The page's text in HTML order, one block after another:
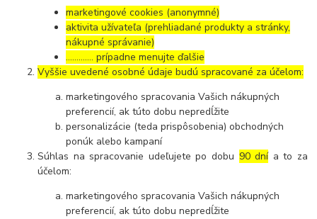
marketingové cookies (anonymné)
aktivita užívateľa (prehliadané produkty a stránky,
nákupné správanie)
…………. prípadne menujte ďalšie
Vyššie uvedené osobné údaje budú spracované za účelom:
marketingového spracovania Vašich nákupných
preferencií, ak túto dobu nepredĺžite
personalizácie (teda prispôsobenia) obchodných
ponúk alebo kampaní
Súhlas na spracovanie udeľujete po dobu 90 dnía to za
účelom:
marketingového spracovania Vašich nákupných
preferencií, ak túto dobu nepredĺžite